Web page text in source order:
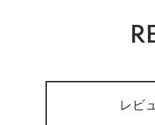
レビ